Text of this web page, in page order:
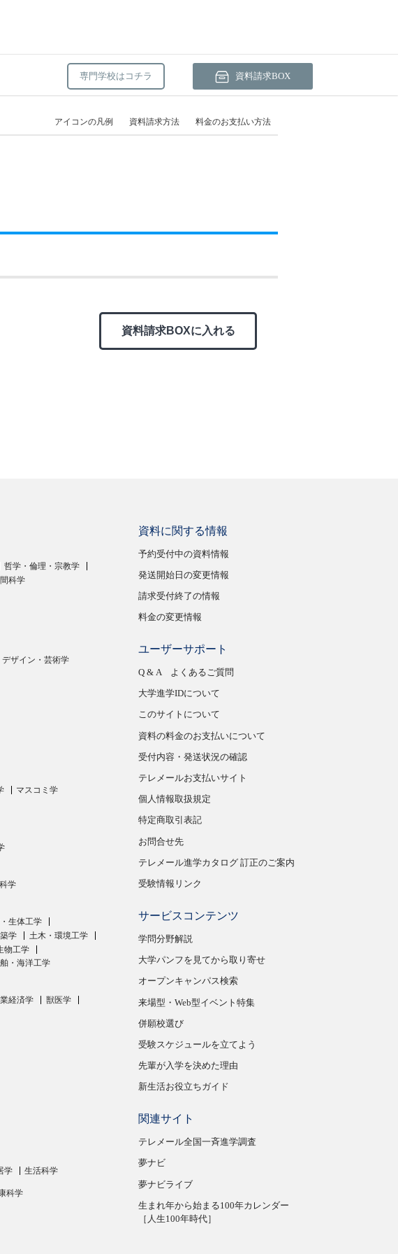
専門学校はコチラ 資料請求BOX
アイコンの凡例 資料請求方法 料金のお支払い方法
資料請求BOXに入れる
哲学・倫理・宗教学
科学
デザイン・芸術学
マスコミ学
学
生体工学
学
土木・環境工学
物工学
・海洋工学
経済学
獣医学
学 生活科学
科学
資料に関する情報
予約受付中の資料情報
発送開始日の変更情報
請求受付終了の情報
料金の変更情報
ユーザーサポート
Q & A よくあるご質問
大学進学IDについて
このサイトについて
資料の料金のお支払いについて
受付内容・発送状況の確認
テレメールお支払いサイト
個人情報取扱規定
特定商取引表記
お問合せ先
テレメール進学カタログ 訂正のご案内
受験情報リンク
サービスコンテンツ
学問分野解説
大学パンフを見てから取り寄せ
オープンキャンパス検索
来場型・Web型イベント特集
併願校選び
受験スケジュールを立てよう
先輩が入学を決めた理由
新生活お役立ちガイド
関連サイト
テレメール全国一斉進学調査
夢ナビ
夢ナビライブ
生まれ年から始まる100年カレンダー
［人生100年時代］